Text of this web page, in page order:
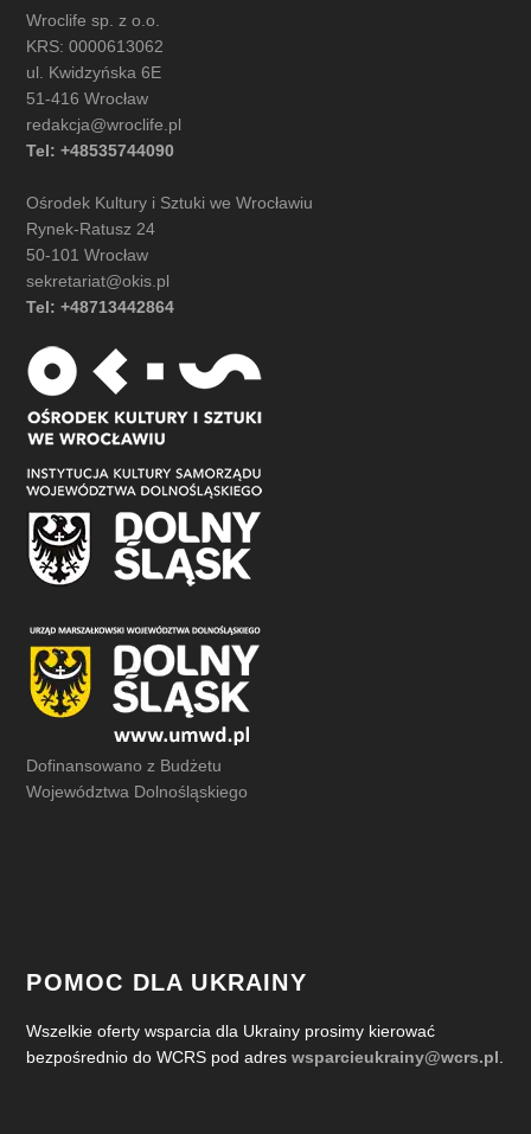
Wroclife sp. z o.o.
KRS: 0000613062
ul. Kwidzyńska 6E
51-416 Wrocław
redakcja@wroclife.pl
Tel: +48535744090
Ośrodek Kultury i Sztuki we Wrocławiu
Rynek-Ratusz 24
50-101 Wrocław
sekretariat@okis.pl
Tel: +48713442864
Dofinansowano z Budżetu
Województwa Dolnośląskiego
POMOC DLA UKRAINY
Wszelkie oferty wsparcia dla Ukrainy prosimy kierować
bezpośrednio do WCRS pod adreswsparcieukrainy@wcrs.pl